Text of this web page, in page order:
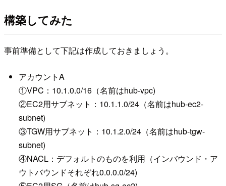
構築してみた
事前準備として下記は作成しておきましょう。
アカウントA
①VPC：10.1.0.0/16（名前はhub-vpc)
②EC2用サブネット：10.1.1.0/24（名前はhub-ec2-
subnet)
③TGW用サブネット：10.1.2.0/24（名前はhub-tgw-
subnet)
④NACL：デフォルトのものを利用（インバウンド・ア
ウトバウンドそれぞれ0.0.0.0/24)